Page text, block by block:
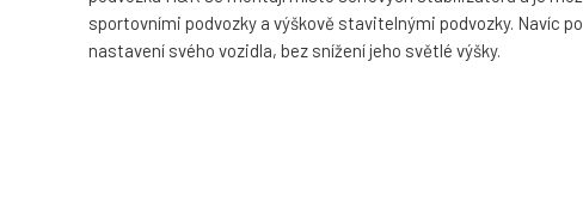
sportovními podvozky a výškově stavitelnými podvozky. Navíc
nastavení svého vozidla, bez snížení jeho světlé výšky.